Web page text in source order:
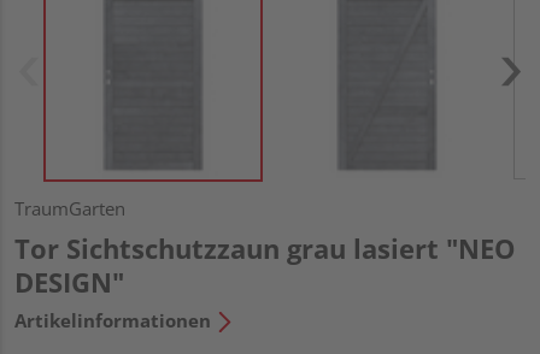
TraumGarten
Tor Sichtschutzzaun grau lasiert "NEO
DESIGN"
Artikelinformationen